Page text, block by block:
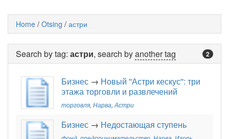
Home / Otsing / астри
2
Search by tag: астри, search byanother tag
Бизнес → Новый ''Астри кескус'': три
этажа торговли и развлечений
торговля, Нарва,Астри
Бизнес → Недостающая ступень